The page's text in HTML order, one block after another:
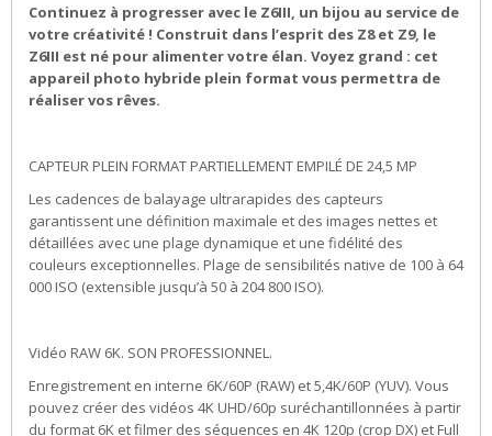
Continuez à progresser avec le Z6III, un bijou au service de
votre créativité ! Construit dans l’esprit des Z8 et Z9, le
Z6III est né pour alimenter votre élan. Voyez grand : cet
appareil photo hybride plein format vous permettra de
réaliser vos rêves.
CAPTEUR PLEIN FORMAT PARTIELLEMENT EMPILÉ DE 24,5 MP
Les cadences de balayage ultrarapides des capteurs
garantissent une définition maximale et des images nettes et
détaillées avec une plage dynamique et une fidélité des
couleurs exceptionnelles. Plage de sensibilités native de 100 à 64
000 ISO (extensible jusqu’à 50 à 204 800 ISO).
Vidéo RAW 6K. SON PROFESSIONNEL.
Enregistrement en interne 6K/60P (RAW) et 5,4K/60P (YUV). Vous
pouvez créer des vidéos 4K UHD/60p suréchantillonnées à partir
du format 6K et filmer des séquences en 4K 120p (crop DX) et Full